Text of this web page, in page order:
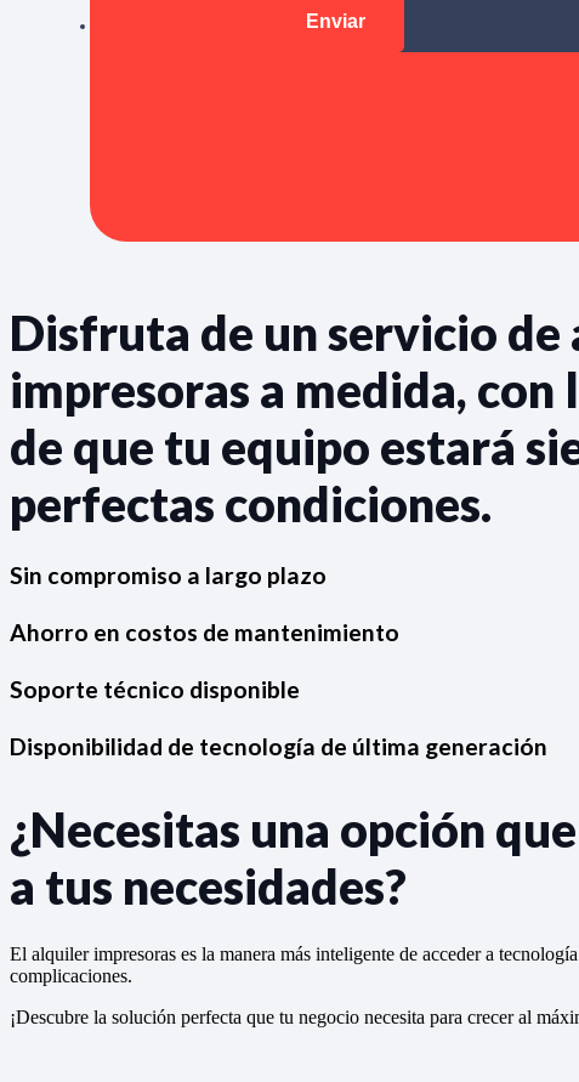
Disfruta de un servicio
impresoras a medida, con
de que tu equipo estará
perfectas condiciones.
Sin compromiso a largo plazo
Ahorro en costos de mantenimiento
Soporte técnico disponible
Disponibilidad de tecnología de última generación
¿Necesitas una opción
a tus necesidades?
El alquiler impresoras es la manera más inteligente de acceder a
complicaciones.
¡Descubre la solución perfecta que tu negocio necesita para crecer al